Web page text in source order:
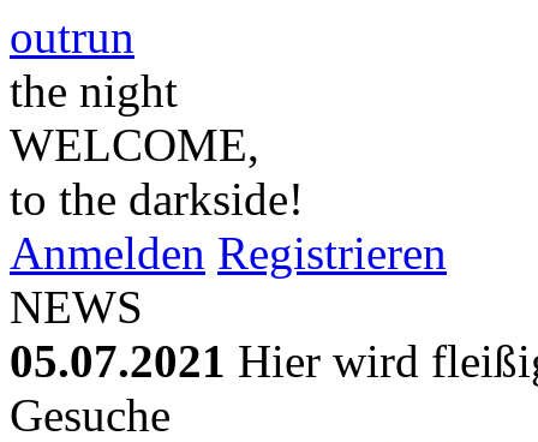
outrun
the night
WELCOME,
to the darkside!
Anmelden Registrieren
NEWS
05.07.2021 Hier wird
Gesuche